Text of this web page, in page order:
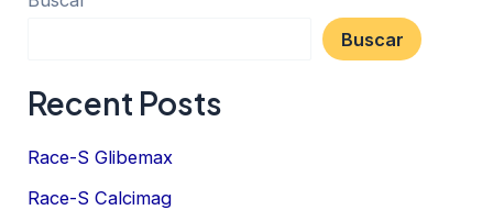
Buscar
Recent Posts
Race-S Glibemax
Race-S Calcimag